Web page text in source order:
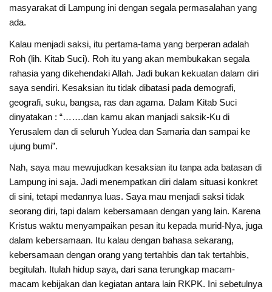
masyarakat di Lampung ini dengan segala permasalahan yang
ada.
Kalau menjadi saksi, itu pertama-tama yang berperan adalah
Roh (lih. Kitab Suci). Roh itu yang akan membukakan segala
rahasia yang dikehendaki Allah. Jadi bukan kekuatan dalam diri
saya sendiri. Kesaksian itu tidak dibatasi pada demografi,
geografi, suku, bangsa, ras dan agama. Dalam Kitab Suci
dinyatakan : “…….dan kamu akan manjadi saksik-Ku di
Yerusalem dan di seluruh Yudea dan Samaria dan sampai ke
ujung bumi”.
Nah, saya mau mewujudkan kesaksian itu tanpa ada batasan di
Lampung ini saja. Jadi menempatkan diri dalam situasi konkret
di sini, tetapi medannya luas. Saya mau menjadi saksi tidak
seorang diri, tapi dalam kebersamaan dengan yang lain. Karena
Kristus waktu menyampaikan pesan itu kepada murid-Nya, juga
dalam kebersamaan. Itu kalau dengan bahasa sekarang,
kebersamaan dengan orang yang tertahbis dan tak tertahbis,
begitulah. Itulah hidup saya, dari sana terungkap macam-
macam kebijakan dan kegiatan antara lain RKPK. Ini sebetulnya